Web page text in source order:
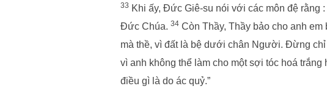
33 Khi ấy, Đức Giê-su nói với các môn đệ rằng
Đức Chúa. 34 Còn Thầy, Thầy bảo cho anh
mà thề, vì đất là bệ dưới chân Người. Đừng
vì anh không thể làm cho một sợi tóc hoá trắng
điều gì là do ác quỷ.”